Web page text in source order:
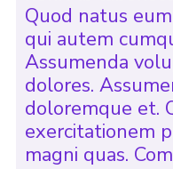
Quod natus
qui autem
Assumenda
dolores.
doloremque et.
exercitationem
magni quas.